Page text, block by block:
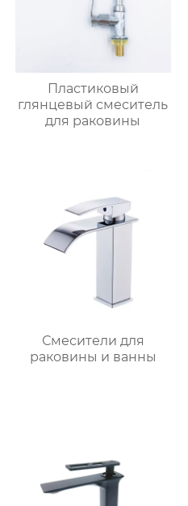
Пластиковый
глянцевый смеситель
для раковины
Смесители для
раковины и ванны